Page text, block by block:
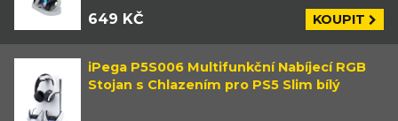
649 KČ KOUPIT
iPega P5S006 Multifunkční Nabíjecí RGB
Stojan s Chlazením pro PS5 Slim bílý